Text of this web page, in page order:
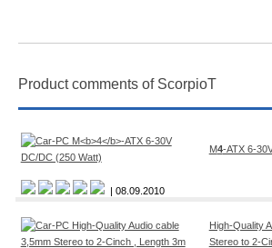
Product comments of ScorpioT
M4-ATX 6-
| 08.09.2010
High-Quality
Stereo to 2-